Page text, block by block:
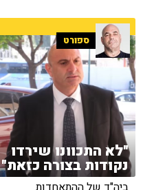
ספורט
"לא התכוונו שירדו
נקודות בצורה כזאת"